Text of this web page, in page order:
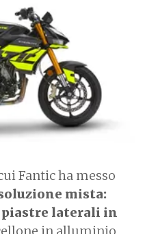
Fantic ha messo
mista:
laterali in
in alluminio